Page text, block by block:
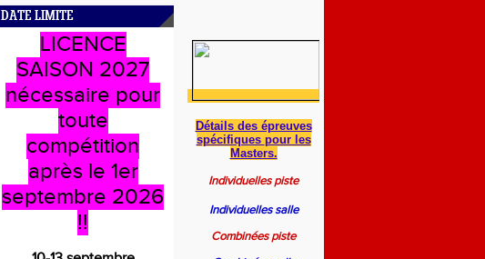
DATE LIMITE
LICENCE
SAISON 2027
nécessaire pour
toute
compétition
après le 1er
septembre 2026
!!
Détails des épreuves
spécifiques pour les
Masters.
Individuelles piste
Individuelles salle
Combinées piste